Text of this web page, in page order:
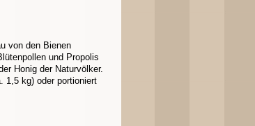
von den Bienen
und Propolis
Honig der Naturvölker.
1,5 kg) oder portioniert